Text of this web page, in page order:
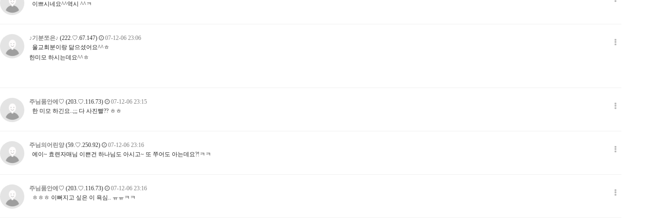
이쁘시네요^^역시 ^^ㅋ
♪기분쪼은♪ (222.♡.67.147)
07-12-06 23:06
울교회분이랑 닮으셨어요^^ㅎ
한미모 하시는데요^^ㅎ
주님품안에♡ (203.♡.116.73)
07-12-06 23:15
한 미모 하긴요..;;; 다 사진빨?? ㅎㅎ
주님의어린양 (59.♡.250.92)
07-12-06 23:16
에이~ 효련자매님 이쁜건 하나님도 아시고~ 또 쭈어도 아는데요?!ㅋㅋ
주님품안에♡ (203.♡.116.73)
07-12-06 23:16
ㅎㅎㅎ 이뻐지고 싶은 이 욕심.. ㅠㅠㅋㅋ